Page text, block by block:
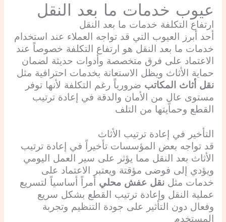
عيوب خدمات ما بعد النقل
ارتفاع التكلفة خدمات ما بعد النقل
أحد أبرز العيوب التي قد تواجه العملاء عند استخدام
خدمات ما بعد النقل هو ارتفاع التكلفة خصوصاً عند
الاعتماد على فرق متخصصة وأدوات حديثة لضمان
حماية الأثاث ويظل الاستعانة بخدمات احترافية مثل
نقل أثاث المكاتب ضرورياً رغم التكلفة لأنها توفر
مستوى عالٍ من الأمان والدقة في إعادة ترتيب
القطع وحمايتها من التلف
التأخير في إعادة ترتيب الأثاث
قد تواجه بعض المؤسسات تأخيراً في إعادة ترتيب
الأثاث بعد النقل مما يؤثر على سير العمل اليومي
ويؤدي إلى فوضى مؤقتة ويعتبر الاعتماد على
خدمات مثل نقل عفش محلي أمراً أساسياً لتسريع
عملية النقل وإعادة ترتيب القطع بشكل سريع
وفعال دون التأثير على جودة التنظيم وتجربة
المستخدم